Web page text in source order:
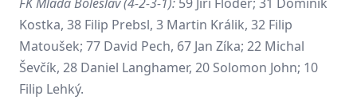
Kostka, 38 Filip Prebsl, 3 Martin Králik, 32 Filip
Matoušek; 77 David Pech, 67 Jan Zíka; 22 Michal
Ševčík, 28 Daniel Langhamer, 20 Solomon John; 10
Filip Lehký.